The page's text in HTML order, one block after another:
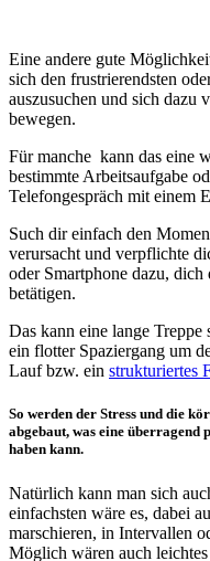
Eine andere gute
sich den frustrierendsten
auszusuchen und sich dazu
bewegen.
Für manche kann das eine
bestimmte Arbeitsaufgabe
Telefongespräch mit einem
Such dir einfach den
verursacht und verpflichte
oder Smartphone dazu,
betätigen.
Das kann eine lange Treppe
ein flotter Spaziergang um
Lauf bzw. ein strukturiertes
So werden der Stress und die
abgebaut, was eine
haben kann.
Natürlich kann man sich
einfachsten wäre es, dabei
marschieren, in Intervallen
Möglich wären auch